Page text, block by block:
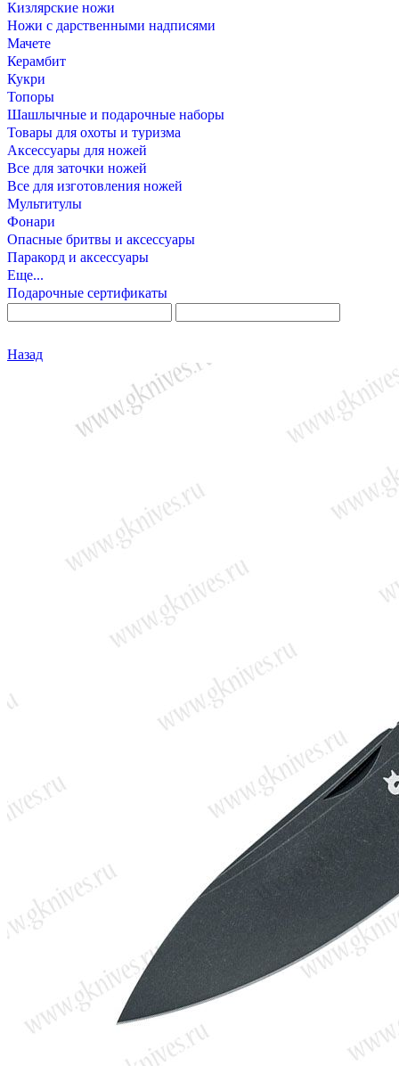
Кизлярские ножи
Ножи с дарственными надписями
Мачете
Керамбит
Кукри
Топоры
Шашлычные и подарочные наборы
Товары для охоты и туризма
Аксессуары для ножей
Все для заточки ножей
Все для изготовления ножей
Мультитулы
Фонари
Опасные бритвы и аксессуары
Паракорд и аксессуары
Еще...
Подарочные сертификаты
Назад